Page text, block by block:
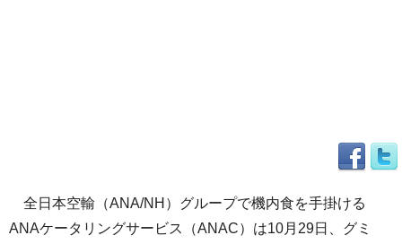
全日本空輸（ANA/NH）グループで機内食を手掛ける
ANAケータリングサービス（ANAC）は10月29日、グミ